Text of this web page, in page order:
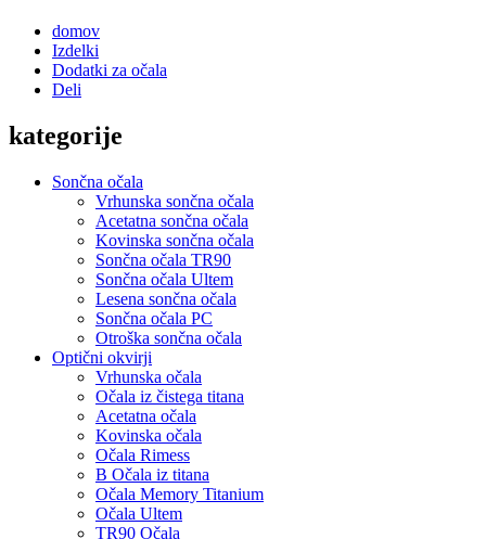
domov
Izdelki
Dodatki za očala
Deli
kategorije
Sončna očala
Vrhunska sončna očala
Acetatna sončna očala
Kovinska sončna očala
Sončna očala TR90
Sončna očala Ultem
Lesena sončna očala
Sončna očala PC
Otroška sončna očala
Optični okvirji
Vrhunska očala
Očala iz čistega titana
Acetatna očala
Kovinska očala
Očala Rimess
B Očala iz titana
Očala Memory Titanium
Očala Ultem
TR90 Očala